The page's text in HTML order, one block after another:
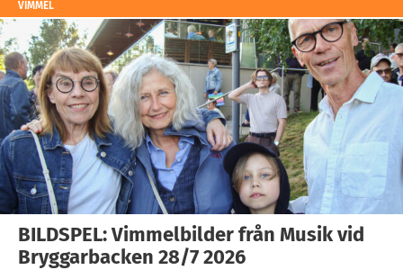
VIMMEL
BILDSPEL: Vimmelbilder från Musik vid
Bryggarbacken 28/7 2026